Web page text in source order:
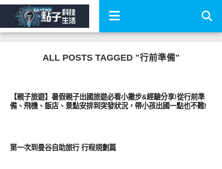
ALL POSTS TAGGED "行前準備"
【親子旅遊】暑假親子出國旅遊必看小撇步&經驗分享!從行前準
備、飛機、飯店、景點安排到突發狀況，帶小孩出國一點也不難!
第一次到曼谷自助旅行 行程規劃篇